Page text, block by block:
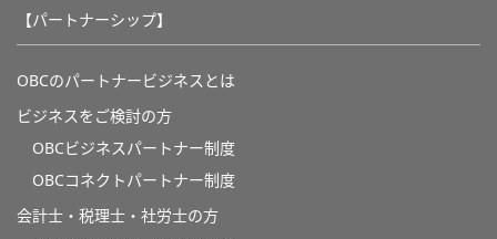
【パートナーシップ】
OBCのパートナービジネスとは
ビジネスをご検討の方
OBCビジネスパートナー制度
OBCコネクトパートナー制度
会計士・税理士・社労士の方